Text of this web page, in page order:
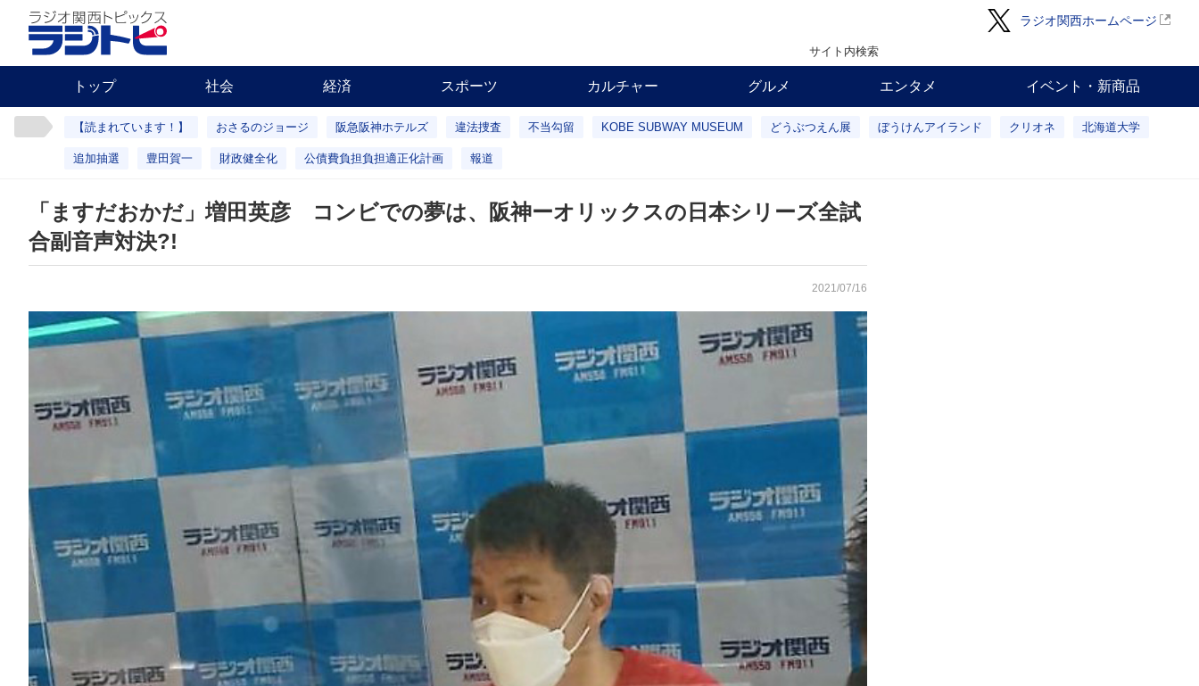
ラジオ関西ホームページ
サイト内検索
トップ 社会 経済 スポーツ カルチャー グルメ エンタメ イベント・新商品
【読まれています！】 おさるのジョージ 阪急阪神ホテルズ 違法捜査 不当勾留 KOBE SUBWAY MUSEUM どうぶつえん展 ぼうけんアイランド クリオネ 北海道大学
追加抽選 豊田賀一 財政健全化 公債費負担負担適正化計画 報道
「ますだおかだ」増田英彦 コンビでの夢は、阪神ーオリックスの日本シリーズ全試
合副音声対決?!
2021/07/16